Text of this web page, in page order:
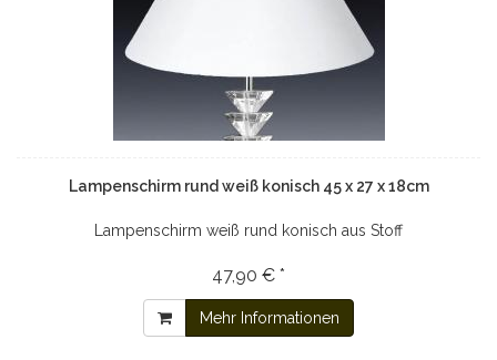
Lampenschirm rund weiß konisch 45 x 27 x 18cm
Lampenschirm weiß rund konisch aus Stoff
47,90 € *
Mehr Informationen